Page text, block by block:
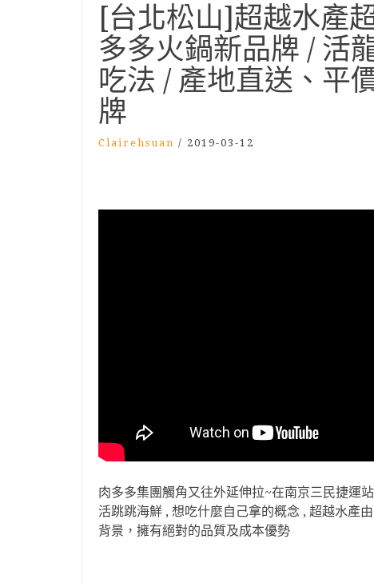
[台北松山]超越水產
多多火鍋新品牌 / 活
吃法 / 產地直送、平
牌
Clairehsuan / 2019-03-12
肉多多集團觸角又往外延伸拉~在南京三民捷運
活跳跳海鮮 , 想吃什麼自己拿的概念 , 超越水產
背景，擁有絕對的品質及成本優勢